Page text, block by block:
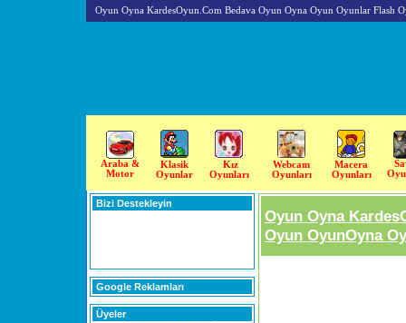
Oyun Oyna KardesOyun.Com Bedava Oyun Oyna Oyun Oyunlar Flash
Araba &
Motor
Klasik
Oyunlar
Kız
Oyunları
Webcam
Oyunları
Macera
Oyunları
Bizi Destekleyin
Google Reklamları
Üyeler
Oyun Oyna
Oyun OyunOyna